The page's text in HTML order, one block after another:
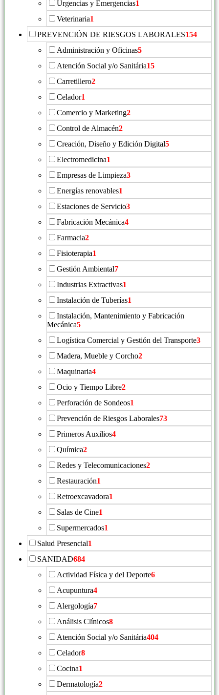
Urgencias y Emergencias1
Veterinaria1
PREVENCIÓN DE RIESGOS LABORALES154
Administración y Oficinas5
Atención Social y/o Sanitária15
Carretillero2
Celador1
Comercio y Marketing2
Control de Almacén2
Creación, Diseño y Edición Digital5
Electromedicina1
Empresas de Limpieza3
Energías renovables1
Estaciones de Servicio3
Fabricación Mecánica4
Farmacia2
Fisioterapia1
Gestión Ambiental7
Industrias Extractivas1
Instalación de Tuberías1
Instalación, Mantenimiento y Fabricación
Mecánica5
Logística Comercial y Gestión del Transporte3
Madera, Mueble y Corcho2
Maquinaria4
Ocio y Tiempo Libre2
Perforación de Sondeos1
Prevención de Riesgos Laborales73
Primeros Auxilios4
Química2
Redes y Telecomunicaciones2
Restauración1
Retroexcavadora1
Salas de Cine1
Supermercados1
Salud Presencial1
SANIDAD684
Actividad Física y del Deporte6
Acupuntura4
Alergología7
Análisis Clínicos8
Atención Social y/o Sanitária404
Celador8
Cocina1
Dermatología2